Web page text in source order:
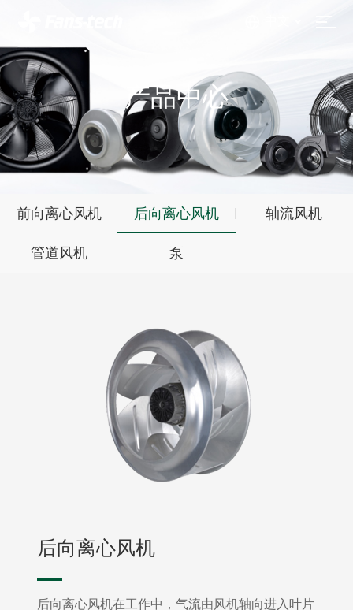
产品中心
前向离心风机 后向离心风机 轴流风机
管道风机 泵
后向离心风机
后向离心风机在工作中，气流由风机轴向进入叶片